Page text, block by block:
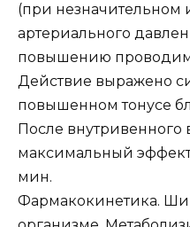
(при незначительном
артериального
повышению
Действие выражено
повышенном тонусе
После внутривенного
максимальный
мин.
Фармакокинетика.